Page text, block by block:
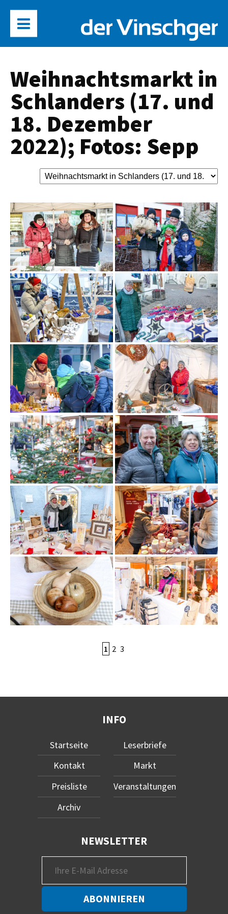
Weihnachtsmarkt in
Schlanders (17. und
18. Dezember
2022); Fotos: Sepp
1 2 3
INFO
Startseite
Kontakt
Preisliste
Archiv
Leserbriefe
Markt
Veranstaltungen
NEWSLETTER